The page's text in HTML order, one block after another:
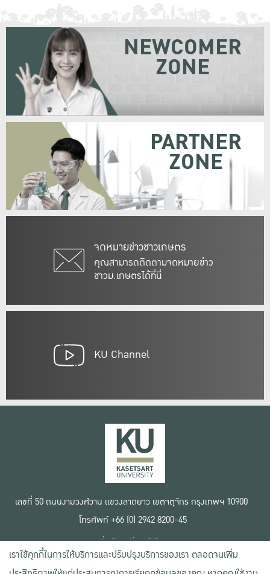
จดหมายข่าวชาวเกษตร
คุณสามารถติดตามจดหมายข่าว
ชาวม.เกษตรได้ที่นี่
NEWCOMER
ZONE
PARTNER
ZONE
KU Channel
เลขที่ 50 ถนนงามวงศ์วาน แขวงลาดยาว เขตจตุจักร กรุงเทพฯ 10900
โทรศัพท์ +66 (0) 2942 8200-45
เงื่อนไขการใช้งานเว็บไซต์
ข้อตกลงด้านสิทธิ์ใช้งาน
นโยบายความเป็นส่วนตัว
เราใช้คุกกี้ในการให้บริการและปรับปรุงบริการของเรา ตลอดจนเพิ่ม